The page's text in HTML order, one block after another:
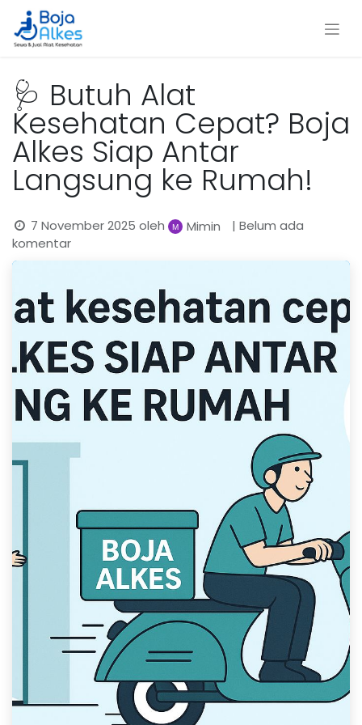
🩺 Butuh Alat
Kesehatan Cepat? Boja
Alkes Siap Antar
Langsung ke Rumah!
7 November 2025 oleh Mimin
| Belum ada
komentar